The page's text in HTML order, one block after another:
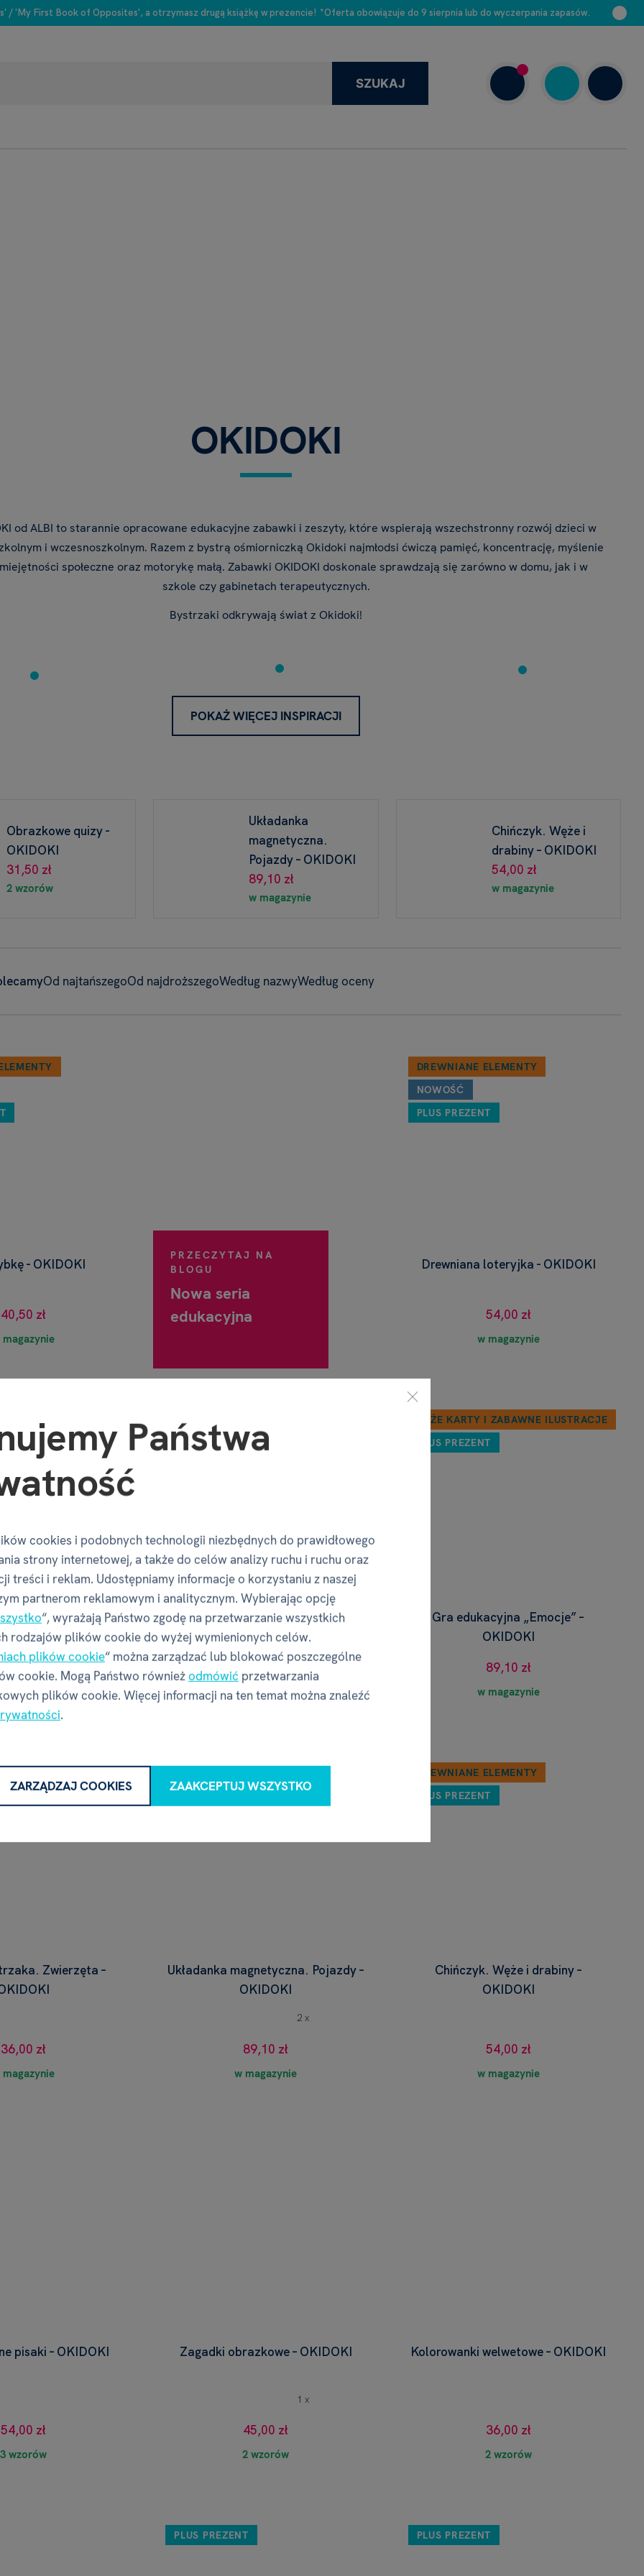
/ 'My First Book of Opposites', a otrzymasz drugą książkę w prezencie! *Oferta obowiązuje do 9 sierpnia lub do wyczerpania zapasów.
SZUKAJ
OKIDOKI
od ALBI to starannie opracowane edukacyjne zabawki i zeszyty, które wspierają wszechstronny rozwój dzieci w
i wczesnoszkolnym. Razem z bystrą ośmiorniczką Okidoki najmłodsi ćwiczą pamięć, koncentrację, myślenie
społeczne oraz motorykę małą. Zabawki OKIDOKI doskonale sprawdzają się zarówno w domu, jak i w
szkole czy gabinetach terapeutycznych.
Bystrzaki odkrywają świat z Okidoki!
POKAŻ WIĘCEJ INSPIRACJI
Obrazkowe quizy -
OKIDOKI
2 wzorów
31,50 zł
Układanka
magnetyczna.
Pojazdy – OKIDOKI
w magazynie
89,10 zł
Chińczyk. Węże i
drabiny – OKIDOKI
w magazynie
54,00 zł
Od najtańszegoOd najdroższegoWedług nazwyWedług oceny
- OKIDOKI
40,50 zł
magazynie
PRZECZYTAJ NA
BLOGU
Nowa seria
edukacyjna
DREWNIANE ELEMENTY
NOWOŚĆ
PLUS PREZENT
Drewniana loteryjka - OKIDOKI
54,00 zł
w magazynie
quizy - OKIDOKI
31,50 zł
2 wzorów
NIE EMITUJE ŚWIATŁA
PLUS PREZENT
Tablet LCD z szablonami –
OKIDOKI
72,00 zł
w magazynie
DUŻE KARTY I ZABAWNE ILUSTRACJE
PLUS PREZENT
Gra edukacyjna „Emocje” –
OKIDOKI
89,10 zł
w magazynie
Zwierzęta –
36,00 zł
magazynie
Układanka magnetyczna. Pojazdy –
OKIDOKI
2 x
89,10 zł
w magazynie
DREWNIANE ELEMENTY
PLUS PREZENT
Chińczyk. Węże i drabiny –
OKIDOKI
54,00 zł
w magazynie
pisaki – OKIDOKI
54,00 zł
3 wzorów
Zagadki obrazkowe – OKIDOKI
1 x
45,00 zł
2 wzorów
Kolorowanki welwetowe – OKIDOKI
36,00 zł
2 wzorów
PLUS PREZENT PLUS PREZENT
Państwa
cookies i podobnych technologii niezbędnych do prawidłowego
strony internetowej, a także do celów analizy ruchu i ruchu oraz
treści i reklam. Udostępniamy informacje o korzystaniu z naszej
partnerom reklamowym i analitycznym. Wybierając opcję
“, wyrażają Państwo zgodę na przetwarzanie wszystkich
rodzajów plików cookie do wyżej wymienionych celów.
plików cookie“ można zarządzać lub blokować poszczególne
cookie. Mogą Państwo równieżodmówić przetwarzania
plików cookie. Więcej informacji na ten temat można znaleźć
.
ZARZĄDZAJ COOKIES ZAAKCEPTUJ WSZYSTKO